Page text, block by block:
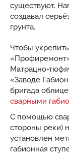
существуют.
создавал
грунта.
Чтобы
Матрацно-
«Заводе
бригада
сварными
С помощью
стороны реки)
установлен
габионная